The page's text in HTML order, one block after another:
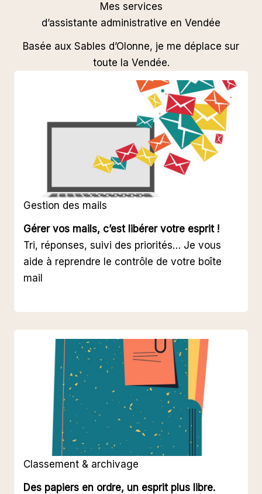
Mes services
d’assistante administrative en Vendée
Basée aux Sables d’Olonne, je me déplace sur
toute la Vendée.
Gestion des mails
Gérer vos mails, c’est libérer votre esprit !
Tri, réponses, suivi des priorités… Je vous
aide à reprendre le contrôle de votre boîte
mail
Classement & archivage
Des papiers en ordre, un esprit plus libre.